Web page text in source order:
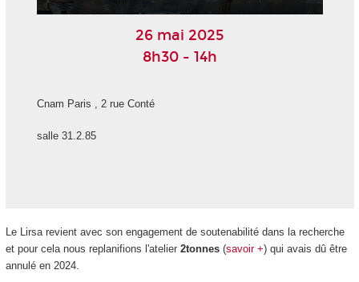
26 mai 2025
8h30 - 14h
Cnam Paris , 2 rue Conté
salle 31.2.85
Le Lirsa revient avec son engagement de soutenabilité dans la recherche
et pour cela nous replanifions l'atelier 2tonnes (savoir +) qui avais dû être
annulé en 2024.